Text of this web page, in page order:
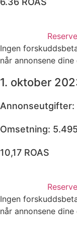
Ingen
når annonsene
1. oktober
Omsetning:
10,17 ROAS
Ingen
når annonsene